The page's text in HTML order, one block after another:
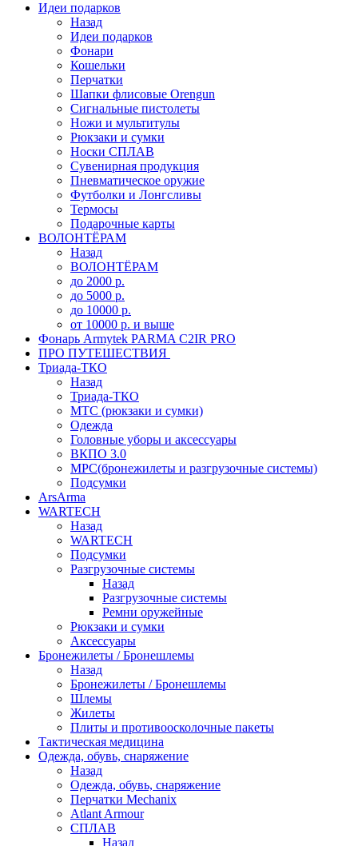
Идеи подарков
Назад
Идеи подарков
Фонари
Кошельки
Перчатки
Шапки флисовые Orengun
Сигнальные пистолеты
Ножи и мультитулы
Рюкзаки и сумки
Носки СПЛАВ
Сувенирная продукция
Пневматическое оружие
Футболки и Лонгсливы
Термосы
Подарочные карты
ВОЛОНТЁРАМ
Назад
ВОЛОНТЁРАМ
до 2000 р.
до 5000 р.
до 10000 р.
от 10000 р. и выше
Фонарь Armytek PARMA C2IR PRO
ПРО ПУТЕШЕСТВИЯ
Триада-ТКО
Назад
Триада-ТКО
МТС (рюкзаки и сумки)
Одежда
Головные уборы и аксессуары
ВКПО 3.0
МРС(бронежилеты и разгрузочные системы)
Подсумки
ArsArma
WARTECH
Назад
WARTECH
Подсумки
Разгрузочные системы
Назад
Разгрузочные системы
Ремни оружейные
Рюкзаки и сумки
Аксессуары
Бронежилеты / Бронешлемы
Назад
Бронежилеты / Бронешлемы
Шлемы
Жилеты
Плиты и противоосколочные пакеты
Тактическая медицина
Одежда, обувь, снаряжение
Назад
Одежда, обувь, снаряжение
Перчатки Mechanix
Atlant Armour
СПЛАВ
Назад